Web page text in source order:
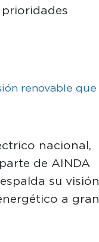
renovable que
nacional,
de AINDA
su visión
a gran